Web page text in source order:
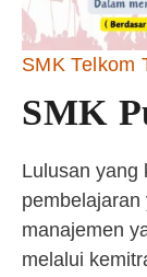
SMK Telkom
SMK
Lulusan yang
manajemen
melalui